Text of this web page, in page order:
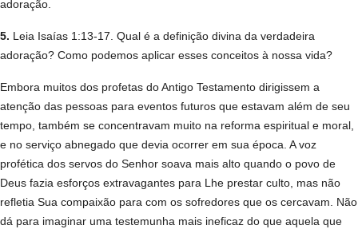
adoração.
5. Leia Isaías 1:13-17. Qual é a definição divina da verdadeira
adoração? Como podemos aplicar esses conceitos à nossa vida?
Embora muitos dos profetas do Antigo Testamento dirigissem a
atenção das pessoas para eventos futuros que estavam além de seu
tempo, também se concentravam muito na reforma espiritual e moral,
e no serviço abnegado que devia ocorrer em sua época. A voz
profética dos servos do Senhor soava mais alto quando o povo de
Deus fazia esforços extravagantes para Lhe prestar culto, mas não
refletia Sua compaixão para com os sofredores que os cercavam. Não
dá para imaginar uma testemunha mais ineficaz do que aquela que